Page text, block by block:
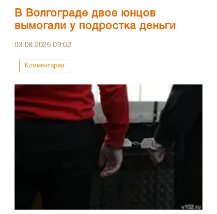
В Волгограде двое юнцов
вымогали у подростка деньги
03.08.202609:02
Комментарии